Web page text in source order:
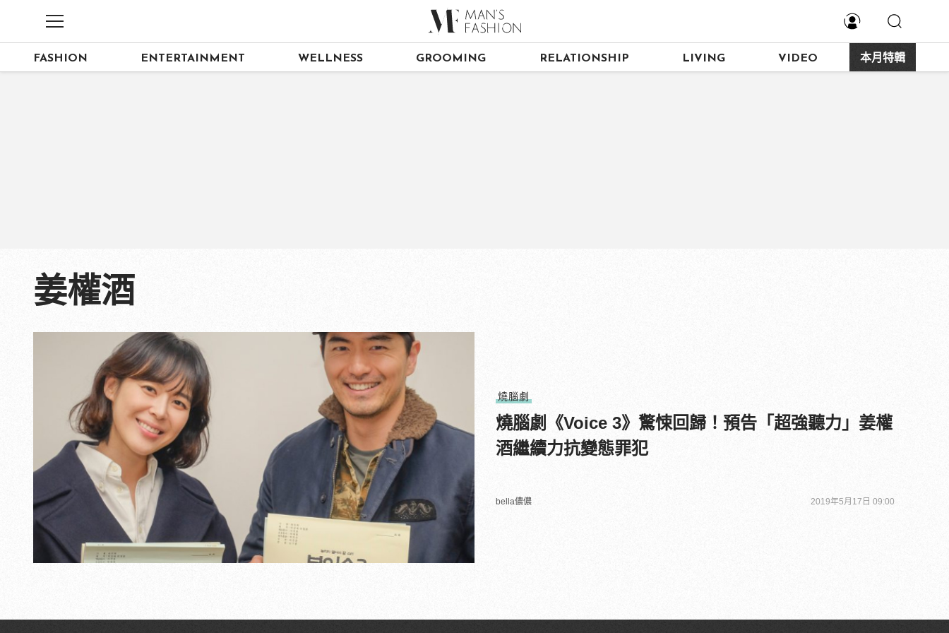
FASHION ENTERTAINMENT WELLNESS GROOMING RELATIONSHIP LIVING VIDEO 本月特輯
姜權酒
燒腦劇
燒腦劇《Voice 3》驚悚回歸！預告「超強聽力」姜權
酒繼續力抗變態罪犯
bella儂儂 2019年5月17日 09:00